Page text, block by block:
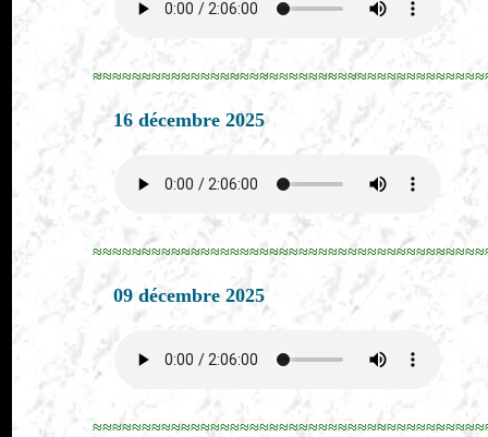
16 décembre 2025
09 décembre 2025